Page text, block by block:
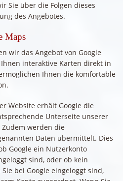
Sie über die Folgen dieses
des Angebotes.
Maps
wir das Angebot von Google
interaktive Karten direkt in
Ihnen die komfortable
Website erhält Google die
Unterseite unserer
werden die
Daten übermittelt. Dies
Google ein Nutzerkonto
sind, oder ob kein
bei Google eingeloggt sind,